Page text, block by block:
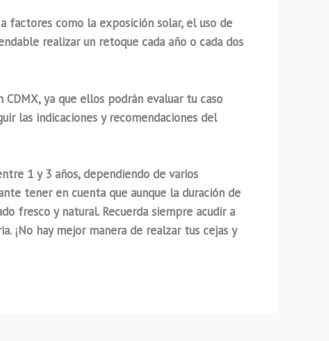
factores como la exposición solar, el uso de
realizar un retoque cada año o cada dos
ya que ellos podrán evaluar tu caso
las indicaciones y recomendaciones del
1 y 3 años, dependiendo de varios
tener en cuenta que aunque la duración de
fresco y natural. Recuerda siempre acudir a
¡No hay mejor manera de realzar tus cejas y